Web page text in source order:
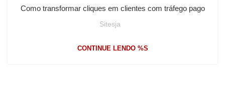
Como transformar cliques em clientes com tráfego pago
Sitesja
CONTINUE LENDO %S